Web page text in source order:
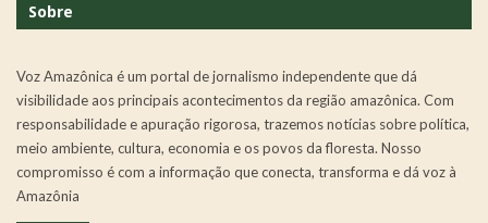
Sobre
Voz Amazônica é um portal de jornalismo independente que dá
visibilidade aos principais acontecimentos da região amazônica. Com
responsabilidade e apuração rigorosa, trazemos notícias sobre política,
meio ambiente, cultura, economia e os povos da floresta. Nosso
compromisso é com a informação que conecta, transforma e dá voz à
Amazônia